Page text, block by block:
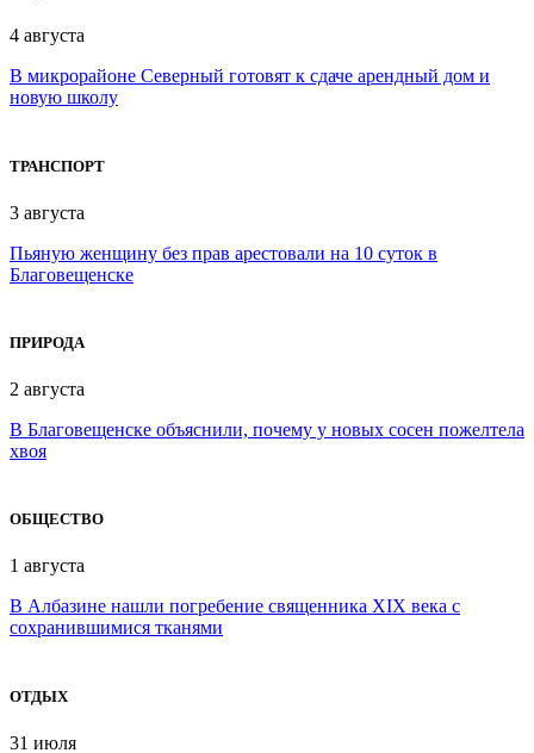
4 августа
В микрорайоне Северный готовят к сдаче арендный дом и
новую школу
ТРАНСПОРТ
3 августа
Пьяную женщину без прав арестовали на 10 суток в
Благовещенске
ПРИРОДА
2 августа
В Благовещенске объяснили, почему у новых сосен пожелтела
хвоя
ОБЩЕСТВО
1 августа
В Албазине нашли погребение священника XIX века с
сохранившимися тканями
ОТДЫХ
31 июля